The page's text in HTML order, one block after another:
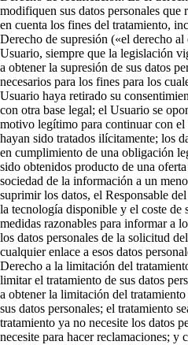
modifiquen sus datos personales que
en cuenta los fines del tratamiento,
Derecho de supresión («el derecho
Usuario, siempre que la legislación
a obtener la supresión de sus datos
necesarios para los fines para los
Usuario haya retirado su
con otra base legal; el Usuario se
motivo legítimo para continuar con el
hayan sido tratados ilícitamente; los
en cumplimiento de una obligación
sido obtenidos producto de una
sociedad de la información a un
suprimir los datos, el Responsable
la tecnología disponible y el coste de
medidas razonables para informar a
los datos personales de la solicitud
cualquier enlace a esos datos
Derecho a la limitación del
limitar el tratamiento de sus datos
a obtener la limitación del
sus datos personales; el tratamiento
tratamiento ya no necesite los datos
necesite para hacer reclamaciones; y